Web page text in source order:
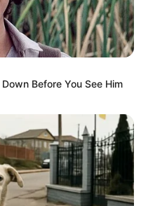
Saúde poderá deixar o base
Before You See Him